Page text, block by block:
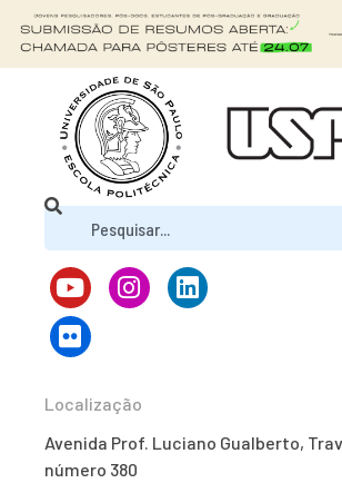
Localização
Avenida Prof. Luciano Gualberto,
número 380